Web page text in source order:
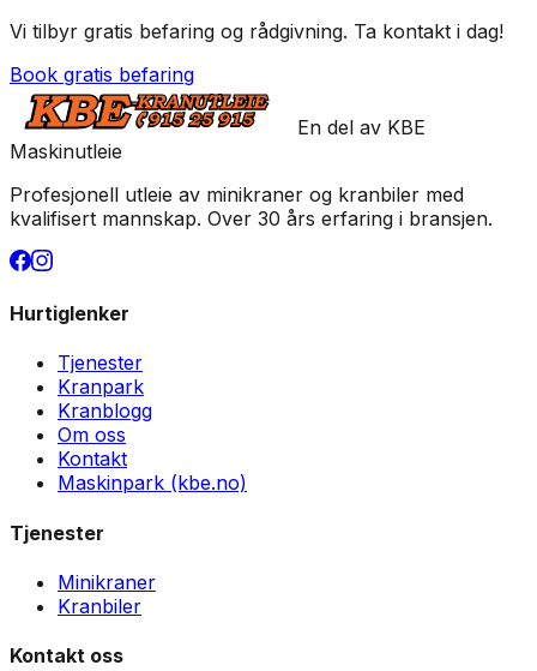
Vi tilbyr gratis befaring og rådgivning. Ta kontakt i dag!
Book gratis befaring
En del av KBE
Maskinutleie
Profesjonell utleie av minikraner og kranbiler med
kvalifisert mannskap. Over 30 års erfaring i bransjen.
Hurtiglenker
Tjenester
Kranpark
Kranblogg
Om oss
Kontakt
Maskinpark (kbe.no)
Tjenester
Minikraner
Kranbiler
Kontakt oss